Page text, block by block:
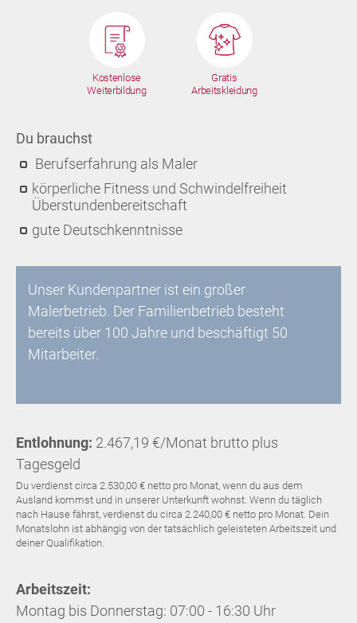
Kostenlose
Weiterbildung
Gratis
Arbeitskleidung
Du brauchst
Berufserfahrung als Maler
körperliche Fitness und Schwindelfreiheit
Überstundenbereitschaft
gute Deutschkenntnisse
Unser Kundenpartner ist ein großer
Malerbetrieb. Der Familienbetrieb besteht
bereits über 100 Jahre und beschäftigt 50
Mitarbeiter.
Entlohnung: 2.467,19 €/Monat brutto plus
Tagesgeld
Du verdienst circa 2.530,00 € netto pro Monat, wenn du aus dem
Ausland kommst und in unserer Unterkunft wohnst. Wenn du täglich
nach Hause fährst, verdienst du circa 2.240,00 € netto pro Monat. Dein
Monatslohn ist abhängig von der tatsächlich geleisteten Arbeitszeit und
deiner Qualifikation.
Arbeitszeit:
Montag bis Donnerstag: 07:00 - 16:30 Uhr